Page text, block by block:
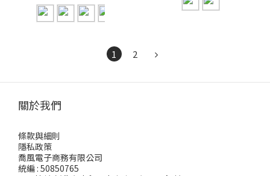
1 2
關於我們
條款與細則
隱私政策
喬風電子商務有限公司
統編 : 50850765